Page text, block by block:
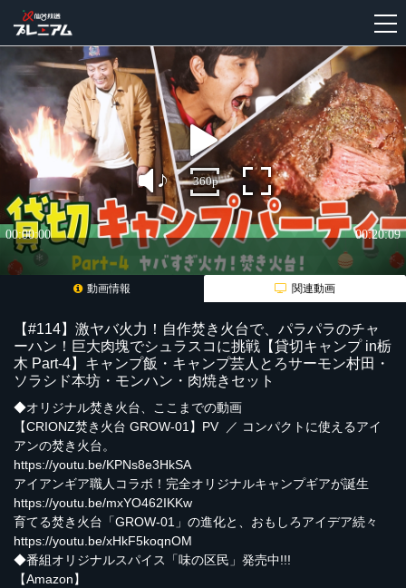
新
規
登
録
動画情報 関連動画
【#114】激ヤバ火力！自作焚き火台で、パラパラのチャ
ーハン！巨大肉塊でシュラスコに挑戦【貸切キャンプ in栃
木 Part-4】キャンプ飯・キャンプ芸人とろサーモン村田・
ソラシド本坊・モンハン・肉焼きセット
◆オリジナル焚き火台、ここまでの動画
【CRIONZ焚き火台 GROW-01】PV ／ コンパクトに使えるアイ
アンの焚き火台。
https://youtu.be/KPNs8e3HkSA
アイアンギア職人コラボ！完全オリジナルキャンプギアが誕生
https://youtu.be/mxYO462IKKw
育てる焚き火台「GROW-01」の進化と、おもしろアイデア続々
https://youtu.be/xHkF5koqnOM
◆番組オリジナルスパイス「味の区民」発売中!!!
【Amazon】